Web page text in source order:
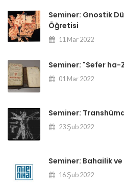
Seminer: Gnostik
Öğretisi
11 Mar 2022
Seminer: "Sefer ha-
01 Mar 2022
Seminer:
23 Şub 2022
Seminer: Bahailik
16 Şub 2022